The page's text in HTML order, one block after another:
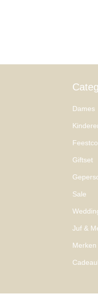
Dames
Giftset
Sale
Juf &
Merken